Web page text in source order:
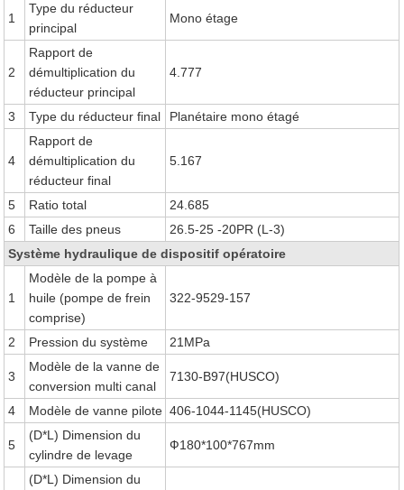
1
Type du réducteur
principal
Mono étage
2
Rapport de
démultiplication du
réducteur principal
4.777
3 Type du réducteur final Planétaire mono étagé
4
Rapport de
démultiplication du
réducteur final
5.167
5 Ratio total
24.685
6
Taille des pneus
26.5-25 -20PR (L-3)
Système hydraulique de dispositif opératoire
1
Modèle de la pompe à
huile (pompe de frein
comprise)
322-9529-157
2 Pression du système 21MPa
3
Modèle de la vanne de
conversion multi canal
7130-B97(HUSCO)
4 Modèle de vanne pilote 406-1044-1145(HUSCO)
5
(D*L) Dimension du
cylindre de levage
Ф180*100*767mm
(D*L) Dimension du